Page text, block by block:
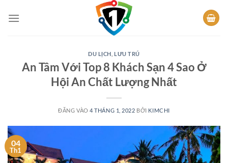
qua
DU LỊCH ,LƯU TRÚ
An Tâm Với Top 8 Khách Sạn 4 Sao Ở
Hội An Chất Lượng Nhất
ĐĂNG VÀO4 THÁNG 1, 2022 BỞI KIMCHI
04
Th1